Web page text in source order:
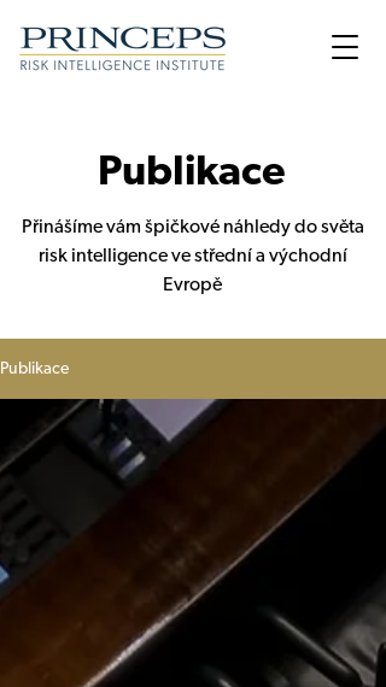
Publikace
Přinášíme vám špičkové náhledy do světa
risk intelligence ve střední a východní
Evropě
Publikace